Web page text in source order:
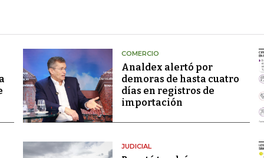
COMERCIO
Analdex alertó por
demoras de hasta cuatro
días en registros de
importación
JUDICIAL